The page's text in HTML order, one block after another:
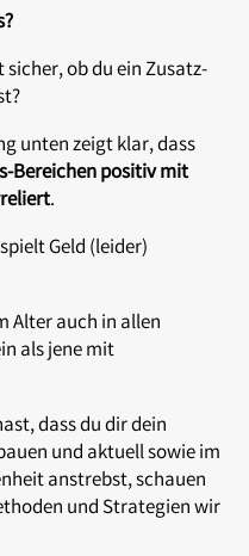
ob du ein Zusatz-
unten zeigt klar, dass
Bereichen positiv mit
.
Geld (leider)
Alter auch in allen
als jene mit
dass du dir dein
und aktuell sowie im
anstrebst, schauen
und Strategien wir